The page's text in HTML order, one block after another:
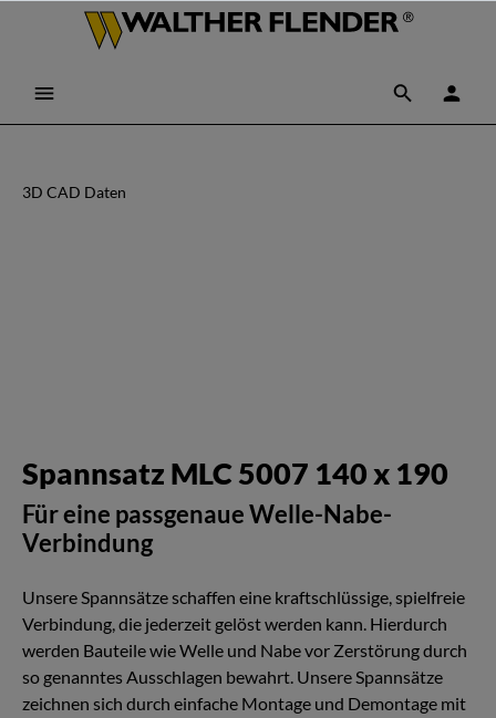
3D CAD Daten
Spannsatz MLC 5007 140 x 190
Für eine passgenaue Welle-Nabe-
Verbindung
Unsere Spannsätze schaffen eine kraftschlüssige, spielfreie
Verbindung, die jederzeit gelöst werden kann. Hierdurch
werden Bauteile wie Welle und Nabe vor Zerstörung durch
so genanntes Ausschlagen bewahrt. Unsere Spannsätze
zeichnen sich durch einfache Montage und Demontage mit